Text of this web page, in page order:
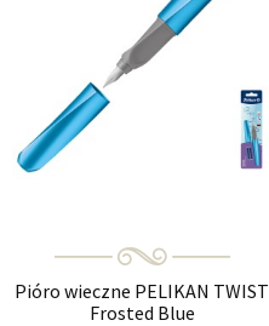
Pióro wieczne PELIKAN TWIST
Frosted Blue